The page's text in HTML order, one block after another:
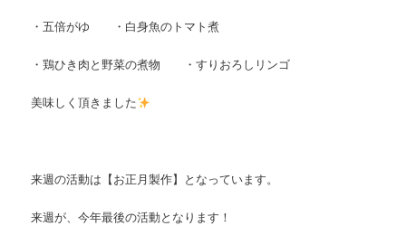
・五倍がゆ ・白身魚のトマト煮
・鶏ひき肉と野菜の煮物 ・すりおろしリンゴ
美味しく頂きました
来週の活動は【お正月製作】となっています。
来週が、今年最後の活動となります！